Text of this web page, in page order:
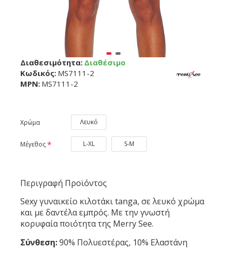
Διαθεσιμότητα: Διαθέσιμο
Κωδικός: MS7111-2
MPN: MS7111-2
Χρώμα Λευκό
Μέγεθος L-XL S-M
Περιγραφή Προϊόντος
Sexy γυναικείο κιλοτάκι tanga, σε λευκό χρώμα
και με δαντέλα εμπρός. Με την γνωστή
κορυφαία ποιότητα της Merry See.
Σύνθεση:90% Πολυεστέρας, 10% Ελαστάνη